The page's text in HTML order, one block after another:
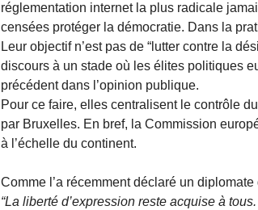
réglementation internet la plus radicale
censées protéger la démocratie. Dans la
Leur objectif n’est pas de “lutter contre la
discours à un stade où les élites politiques
précédent dans l’opinion publique.
Pour ce faire, elles centralisent le contrôle
par Bruxelles. En bref, la Commission
à l’échelle du continent.
Comme l’a récemment déclaré un
“La liberté d’expression reste acquise à